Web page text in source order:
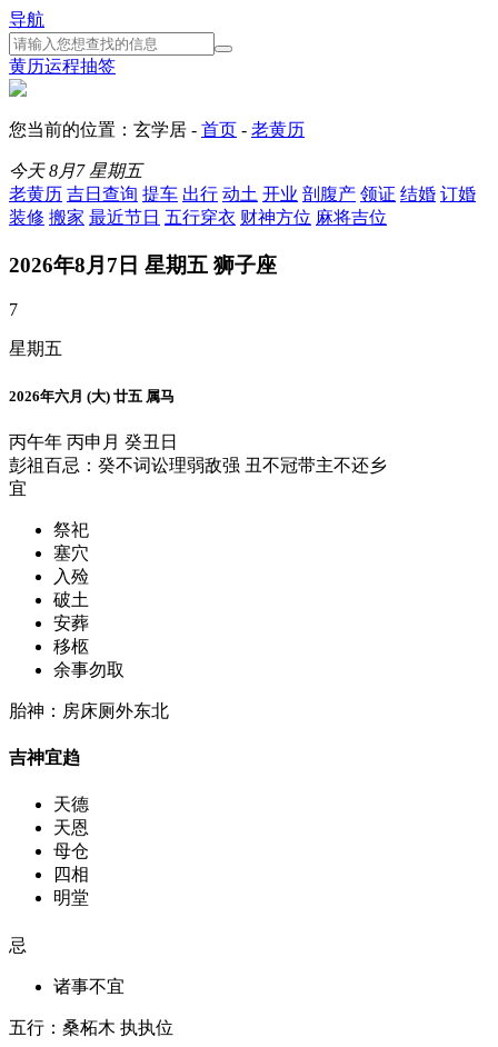
导航
黄历运程抽签
您当前的位置：玄学居 - 首页 - 老黄历
今天8月7 星期五
老黄历 吉日查询 提车 出行 动土 开业 剖腹产 领证 结婚 订婚
装修 搬家 最近节日 五行穿衣 财神方位 麻将吉位
2026年8月7日 星期五 狮子座
7
星期五
2026年六月 (大) 廿五 属马
丙午年 丙申月 癸丑日
彭祖百忌：癸不词讼理弱敌强 丑不冠带主不还乡
宜
祭祀
塞穴
入殓
破土
安葬
移柩
余事勿取
胎神：房床厕外东北
吉神宜趋
天德
天恩
母仓
四相
明堂
忌
诸事不宜
五行：桑柘木 执执位